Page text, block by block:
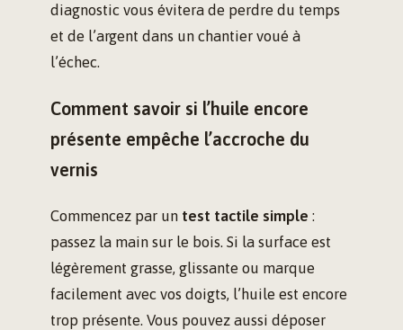
diagnostic vous évitera de perdre du temps
et de l’argent dans un chantier voué à
l’échec.
Comment savoir si l’huile encore
présente empêche l’accroche du
vernis
Commencez par un test tactile simple :
passez la main sur le bois. Si la surface est
légèrement grasse, glissante ou marque
facilement avec vos doigts, l’huile est encore
trop présente. Vous pouvez aussi déposer